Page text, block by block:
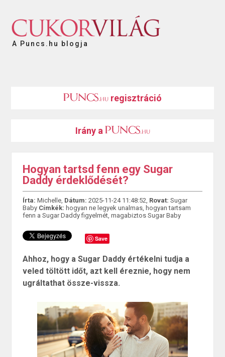
A Puncs.hu blogja
regisztráció
Irány a
Hogyan tartsd fenn egy Sugar
Daddy érdeklődését?
Írta: Michelle, Dátum: 2025-11-24 11:48:52, Rovat: Sugar
Baby Címkék: hogyan ne legyek unalmas, hogyan tartsam
fenn a Sugar Daddy figyelmét, magabiztos Sugar Baby
Save
Ahhoz, hogy a Sugar Daddy értékelni tudja a
veled töltött időt, azt kell éreznie, hogy nem
ugráltathat össze-vissza.